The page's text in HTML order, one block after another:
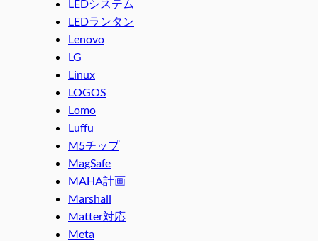
LEDシステム
LEDランタン
Lenovo
LG
Linux
LOGOS
Lomo
Luffu
M5チップ
MagSafe
MAHA計画
Marshall
Matter対応
Meta